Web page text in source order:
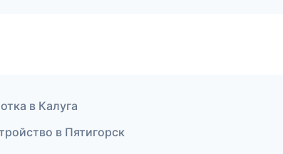
в Калуга
в Пятигорск